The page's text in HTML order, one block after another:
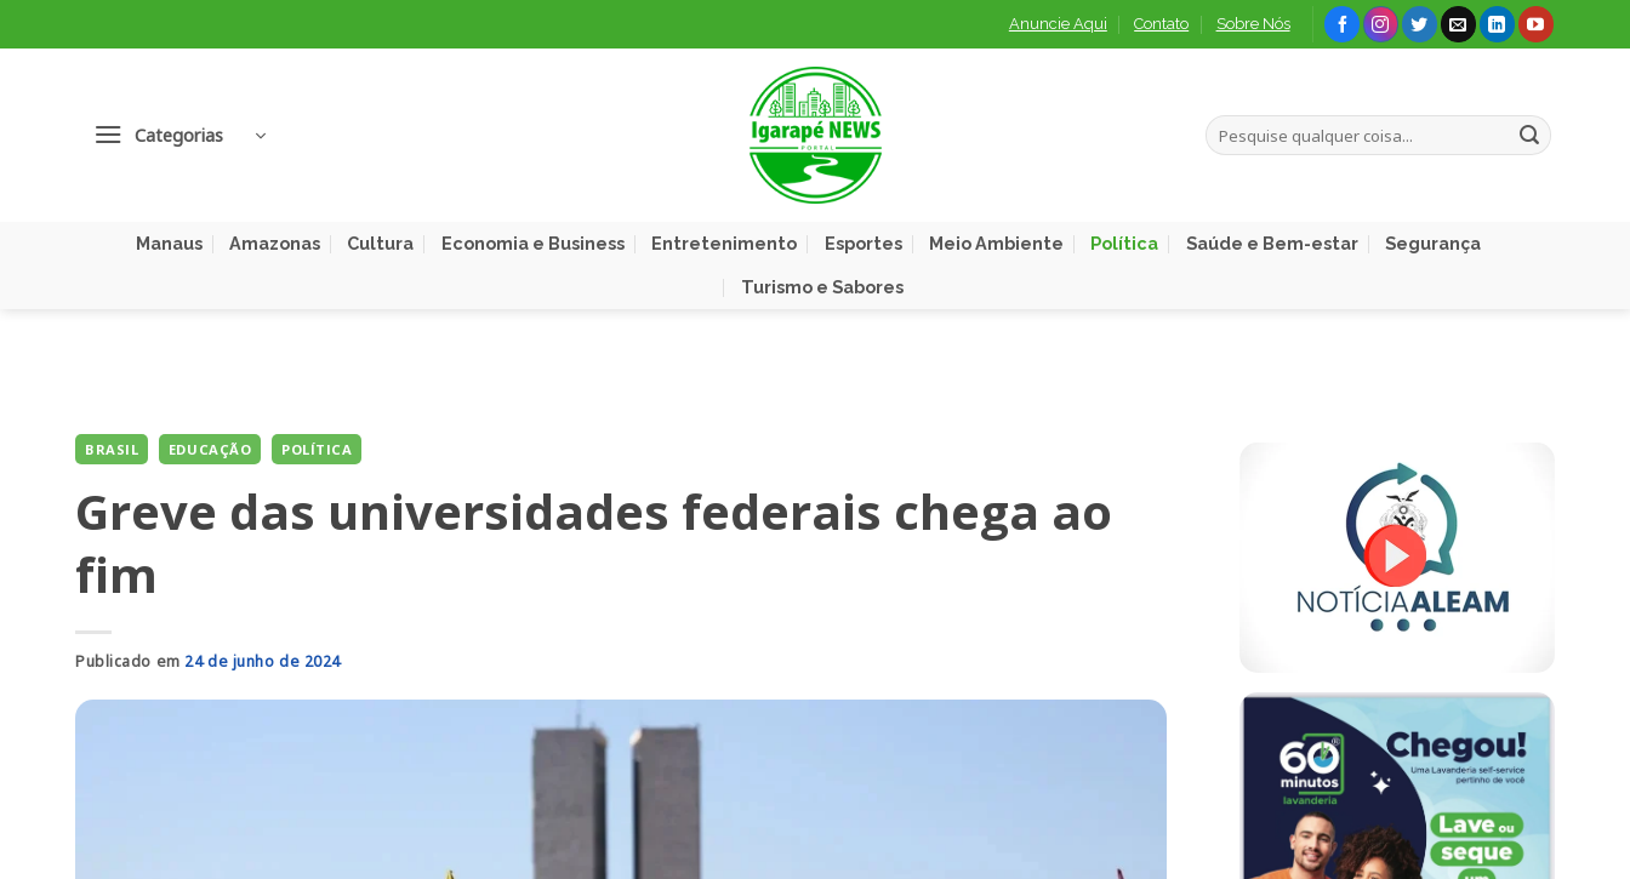
to
Anuncie Aqui Contato Sobre Nós
Categorias
Manaus Amazonas Cultura Economia e Business Entretenimento Esportes Meio Ambiente Política Saúde e Bem-estar Segurança
Turismo e Sabores
BRASIL EDUCAÇÃO POLÍTICA
Greve das universidades federais chega ao
fim
Publicado em 24 de junho de 2024